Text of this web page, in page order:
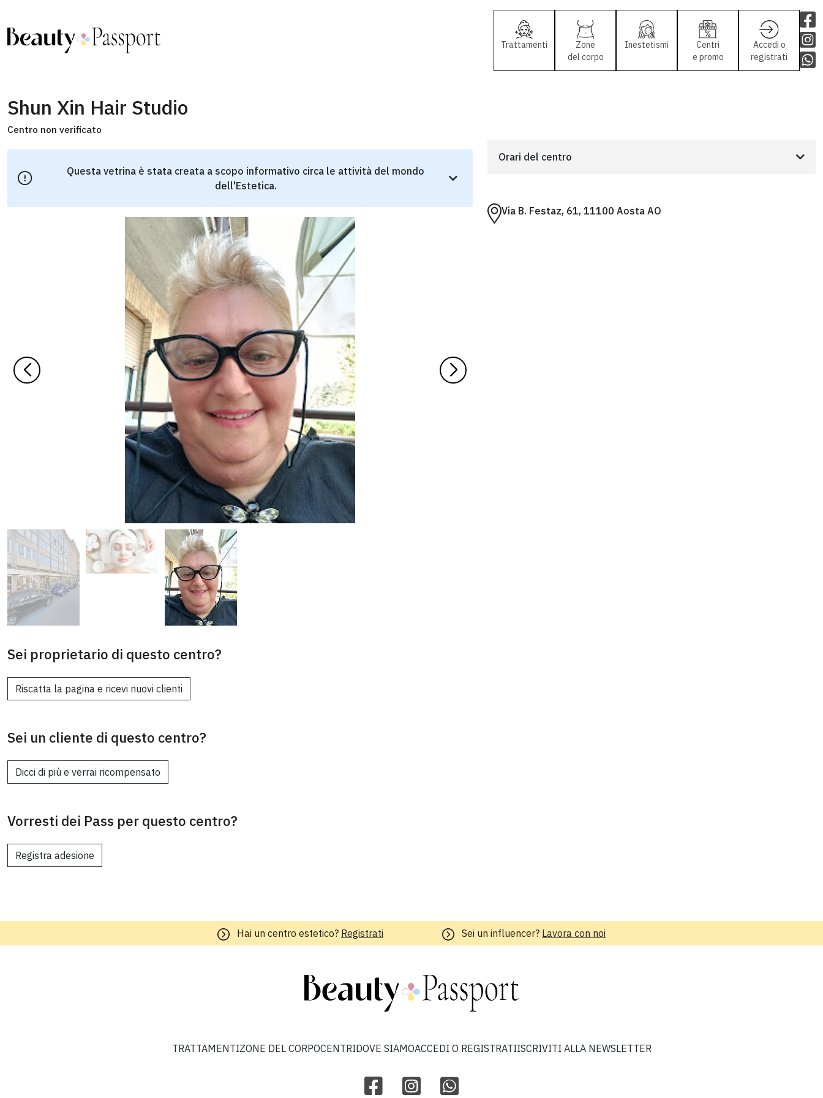
Trattamenti
Zone
del corpo
Inestetismi
Centri
e promo
Accedi o
registrati
Shun Xin Hair Studio
Centro non verificato
Questa vetrina è stata creata a scopo informativo circa le attività del mondo
dell'Estetica.
Sei proprietario di questo centro?
Riscatta la pagina e ricevi nuovi clienti
Sei un cliente di questo centro?
Dicci di più e verrai ricompensato
Vorresti dei Pass per questo centro?
Registra adesione
Orari del centro
Via B. Festaz, 61, 11100 Aosta AO
Hai un centro estetico? Registrati Sei un influencer? Lavora con noi
TRATTAMENTIZONE DEL CORPOCENTRIDOVE SIAMOACCEDI O REGISTRATIISCRIVITI ALLA NEWSLETTER